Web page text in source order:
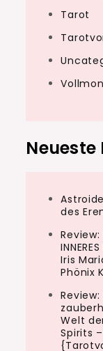
Tarot
des
Iris
Phönix
Welt
Spirits